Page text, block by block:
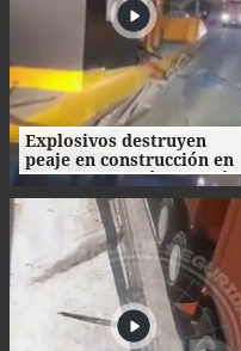
Explosivos destruyen
peaje en construcción en
Colombia un día después
de la investidura de De la
Espriella